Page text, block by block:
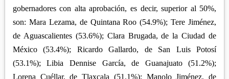
gobernadores con alta aprobación, es decir, superior al 50%,
son: Mara Lezama, de Quintana Roo (54.9%); Tere Jiménez,
de Aguascalientes (53.6%); Clara Brugada, de la Ciudad de
México (53.4%); Ricardo Gallardo, de San Luis Potosí
(53.1%); Libia Dennise García, de Guanajuato (51.2%);
Lorena Cuéllar, de Tlaxcala (51.1%); Manolo Jiménez, de